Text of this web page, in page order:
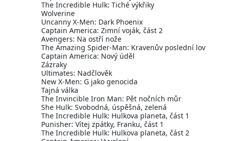
The Incredible Hulk: Tiché výkřiky
Wolverine
Uncanny X-Men: Dark Phoenix
Captain America: Zimní voják, část 2
Avengers: Na ostří nože
The Amazing Spider-Man: Kravenův poslední lov
Captain America: Nový úděl
Zázraky
Ultimates: Nadčlověk
New X-Men: G jako genocida
Tajná válka
The Invincible Iron Man: Pět nočních můr
She Hulk: Svobodná, úspěšná, zelená
The Incredible Hulk: Hulkova planeta, část 1
Punisher: Vítej zpátky, Franku, část 1
The Incredible Hulk: Hulkova planeta, část 2